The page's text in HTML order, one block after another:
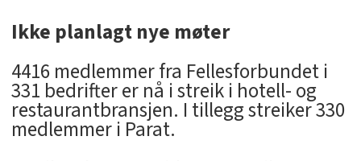
Ikke planlagt nye møter
4416 medlemmer fra Fellesforbundet i
331 bedrifter er nå i streik i hotell- og
restaurantbransjen. I tillegg streiker 330
medlemmer i Parat.